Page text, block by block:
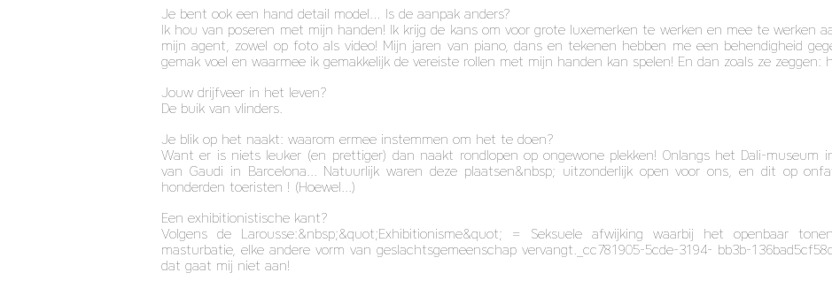
Je bent ook een hand detail model… Is de aanpak anders?
Ik hou van poseren met mijn handen! Ik krijg de kans om voor grote luxemerken te werken en mee te werken
mijn agent, zowel op foto als video! Mijn jaren van piano, dans en tekenen hebben me een behendigheid
gemak voel en waarmee ik gemakkelijk de vereiste rollen met mijn handen kan spelen! En dan zoals ze zeggen:
Jouw drijfveer in het leven?
De buik van vlinders.
Je blik op het naakt: waarom ermee instemmen om het te doen?
Want er is niets leuker (en prettiger) dan naakt rondlopen op ongewone plekken! Onlangs het Dali-museum
van Gaudi in Barcelona... Natuurlijk waren deze plaatsen&nbsp; uitzonderlijk open voor ons, en dit op
honderden toeristen ! (Hoewel...)
Een exhibitionistische kant?
Volgens de Larousse:&nbsp;&quot;Exhibitionisme&quot; = Seksuele afwijking waarbij het openbaar
masturbatie, elke andere vorm van geslachtsgemeenschap vervangt._cc781905-5cde-3194- bb3b-
dat gaat mij niet aan!